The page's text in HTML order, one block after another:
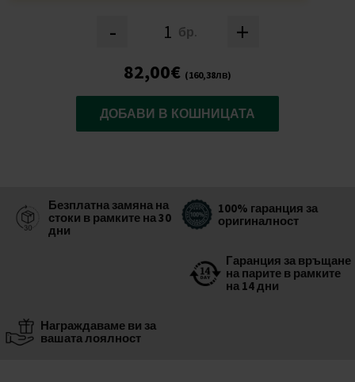
- бр. +
82,00€ (160,38лв)
ДОБАВИ В КОШНИЦАТА
Безплатна замяна на
стоки в рамките на 30
дни
100% гаранция за
оригиналност
Гаранция за връщане
на парите в рамките
на 14 дни
Награждаваме ви за
вашата лоялност